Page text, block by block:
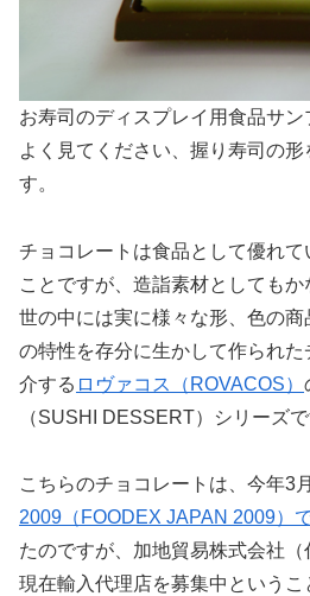
お寿司のディスプレイ用食品サン
よく見てください、握り寿司の
す。
チョコレートは食品として優れ
ことですが、造詣素材としてもか
世の中には実に様々な形、色の
の特性を存分に生かして作られ
介する ロヴァコス（ROVACOS）
（SUSHI DESSERT）シリーズで
こちらのチョコレートは、今年3月
2009（FOODEX JAPAN 2009）
たのですが、加地貿易株式会社
現在輸入代理店を募集中という